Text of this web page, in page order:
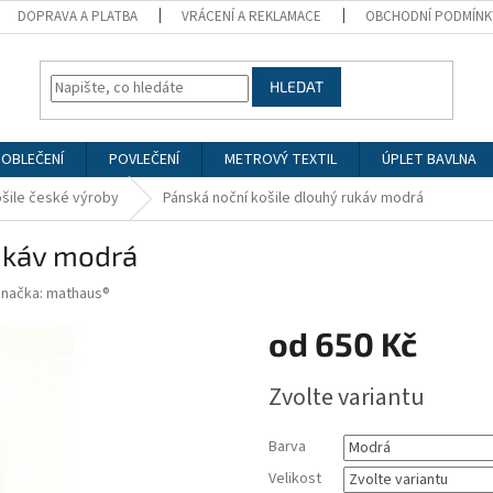
DOPRAVA A PLATBA VRÁCENÍ A REKLAMACE OBCHODNÍ
HLEDAT
POVLEČENÍ METROVÝ TEXTIL
ÚPLET BAVLNA
české výroby
Pánská noční košile dlouhý rukáv modrá
modrá
mathaus®
od 650 Kč
cena:
Zvolte variantu
Barva
Velikost